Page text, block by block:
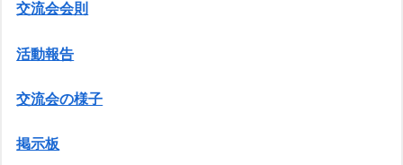
交流会会則
活動報告
交流会の様子
掲示板